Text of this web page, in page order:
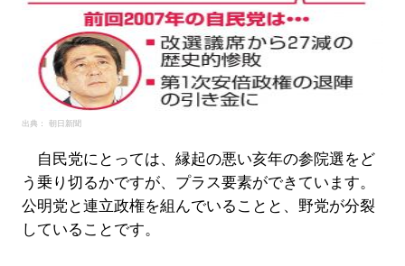
出典： 朝日新聞
自民党にとっては、縁起の悪い亥年の参院選をど
う乗り切るかですが、プラス要素ができています。
公明党と連立政権を組んでいることと、野党が分裂
していることです。